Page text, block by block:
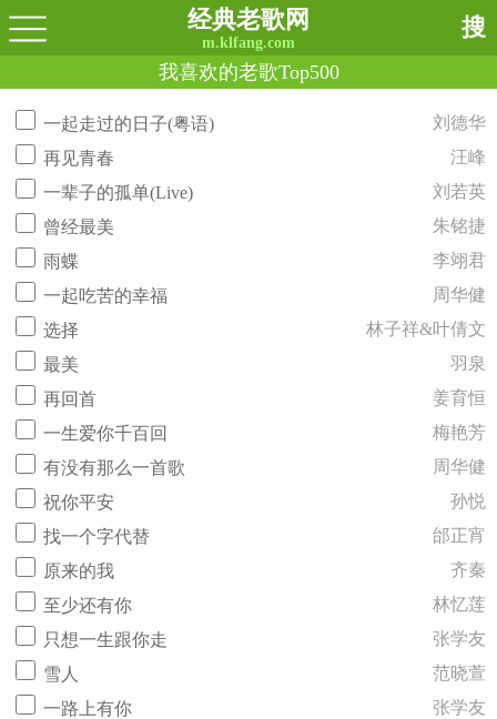
经典老歌网
m.klfang.com
搜
我喜欢的老歌Top500
一起走过的日子(粤语)
刘德华
再见青春
汪峰
一辈子的孤单(Live)
刘若英
曾经最美
朱铭捷
雨蝶
李翊君
一起吃苦的幸福
周华健
选择
林子祥&叶倩文
最美
羽泉
再回首
姜育恒
一生爱你千百回
梅艳芳
有没有那么一首歌
周华健
祝你平安
孙悦
找一个字代替
邰正宵
原来的我
齐秦
至少还有你
林忆莲
只想一生跟你走
张学友
雪人
范晓萱
一路上有你
张学友